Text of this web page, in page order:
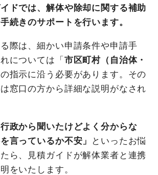
ドでは、解体や除却に関する補助
続きのサポートを行います。
際は、細かい申請条件や申請手
については「 市区町村（自治体・
の指示に沿う必要があります。その
窓口の方から詳細な説明がなされ
行政から聞いたけどよく分からな
言っているか不安」
といったお悩
ら、見積ガイドが解体業者と連携
をいたします。